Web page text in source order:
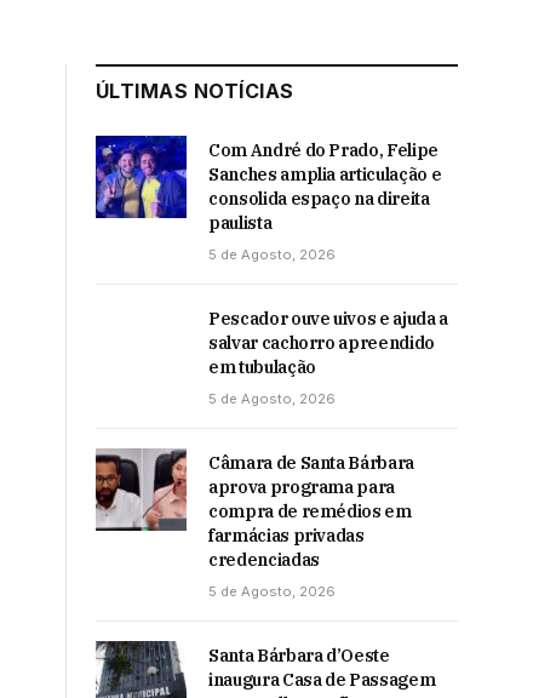
ÚLTIMAS NOTÍCIAS
Com André do Prado, Felipe
Sanches amplia articulação e
consolida espaço na direita
paulista
5 de Agosto, 2026
Pescador ouve uivos e ajuda a
salvar cachorro apreendido
em tubulação
5 de Agosto, 2026
Câmara de Santa Bárbara
aprova programa para
compra de remédios em
farmácias privadas
credenciadas
5 de Agosto, 2026
Santa Bárbara d’Oeste
inaugura Casa de Passagem